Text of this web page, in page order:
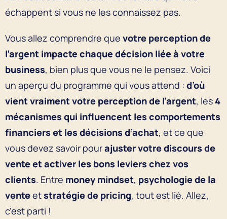
échappent si vous ne les connaissez pas.
Vous allez comprendre que votre perception de
l’argent impacte chaque décision liée à votre
business, bien plus que vous ne le pensez. Voici
un aperçu du programme qui vous attend : d’où
vient vraiment votre perception de l’argent, les 4
mécanismes qui influencent les comportements
financiers et les décisions d’achat, et ce que
vous devez savoir pourajuster votre discours de
vente et activer les bons leviers chez vos
clients. Entre money mindset, psychologie de la
venteetstratégie de pricing, tout est lié. Allez,
c’est parti !